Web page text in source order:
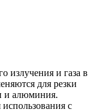
излучения и газа в
для резки
и алюминия.
с